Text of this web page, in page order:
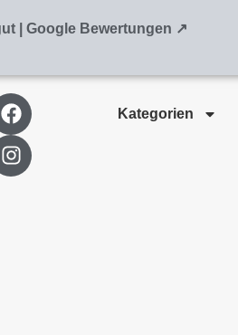
gut | Google Bewertungen ↗
F
a
c
e
b
I
n
s
t
a
Kategorien